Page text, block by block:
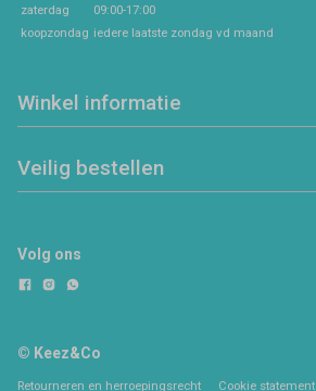
zaterdag
09:00-17:00
koopzondag iedere laatste zondag vd maand
Winkel informatie
Veilig bestellen
Volg ons
© Keez&Co
Retourneren en herroepingsrecht Cookie statement